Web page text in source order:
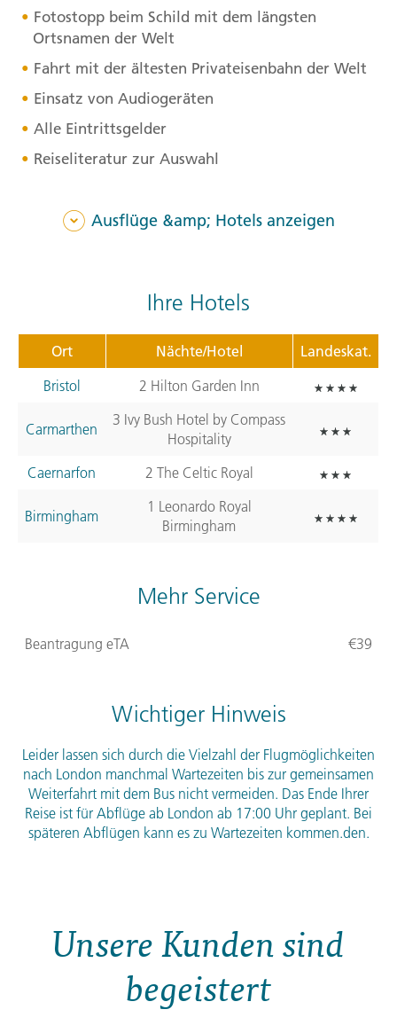
Fotostopp beim Schild mit dem längsten
Ortsnamen der Welt
Fahrt mit der ältesten Privateisenbahn der Welt
Einsatz von Audiogeräten
Alle Eintrittsgelder
Reiseliteratur zur Auswahl
Ausflüge &amp; Hotels anzeigen
Ihre Hotels
Ort Nächte/Hotel
Landeskat.
Bristol
2 Hilton Garden Inn
Carmarthen
3 Ivy Bush Hotel by Compass
Hospitality
Caernarfon
2 The Celtic Royal
Birmingham
1 Leonardo Royal
Birmingham
Mehr Service
Beantragung eTA €39
Wichtiger Hinweis
Leider lassen sich durch die Vielzahl der Flugmöglichkeiten
nach London manchmal Wartezeiten bis zur gemeinsamen
Weiterfahrt mit dem Bus nicht vermeiden. Das Ende Ihrer
Reise ist für Abflüge ab London ab 17:00 Uhr geplant. Bei
späteren Abflügen kann es zu Wartezeiten kommen.den.
Unsere Kunden sind
begeistert